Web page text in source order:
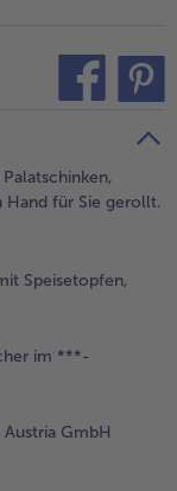
für Sie gerollt.
Speisetopfen,
im ***-
GmbH